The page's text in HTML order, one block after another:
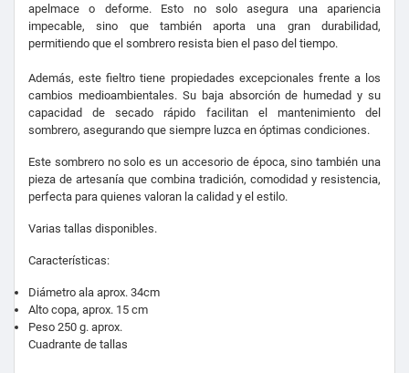
apelmace o deforme. Esto no solo asegura una apariencia
impecable, sino que también aporta una gran durabilidad,
permitiendo que el sombrero resista bien el paso del tiempo.
Además, este fieltro tiene propiedades excepcionales frente a los
cambios medioambientales. Su baja absorción de humedad y su
capacidad de secado rápido facilitan el mantenimiento del
sombrero, asegurando que siempre luzca en óptimas condiciones.
Este sombrero no solo es un accesorio de época, sino también una
pieza de artesanía que combina tradición, comodidad y resistencia,
perfecta para quienes valoran la calidad y el estilo.
Varias tallas disponibles.
Características:
Diámetro ala aprox. 34cm
Alto copa, aprox. 15 cm
Peso 250 g. aprox.
Cuadrante de tallas